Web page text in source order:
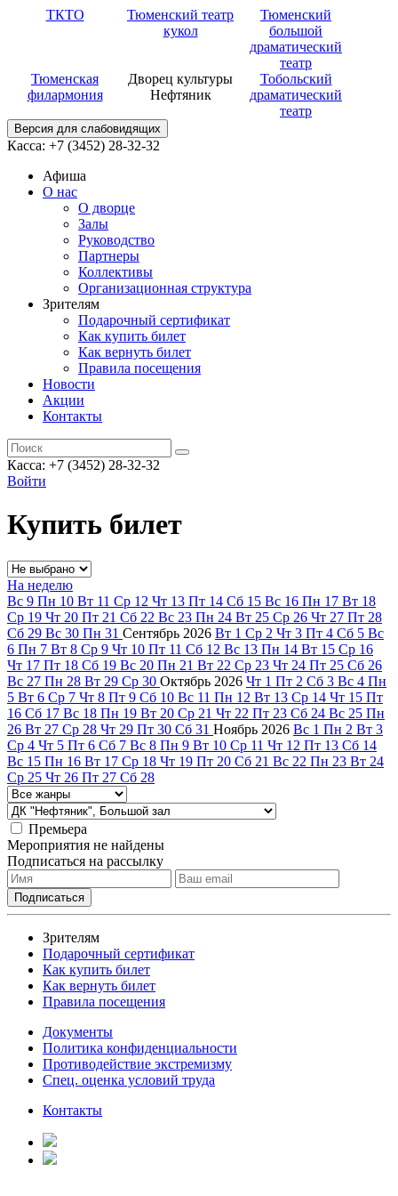
ТКТО
Тюменский театр
кукол
Тюменский
большой
драматический
театр
Тюменская
филармония
Дворец культуры
Нефтяник
Тобольский
драматический
театр
Версия для слабовидящих
Касса: +7 (3452) 28-32-32
Афиша
О нас
О дворце
Залы
Руководство
Партнеры
Коллективы
Организационная структура
Зрителям
Подарочный сертификат
Как купить билет
Как вернуть билет
Правила посещения
Новости
Акции
Контакты
Касса: +7 (3452) 28-32-32
Войти
Купить билет
На неделю
Вс 9 Пн 10 Вт 11 Ср 12 Чт 13 Пт 14 Сб 15 Вс 16 Пн 17 Вт 18
Ср 19 Чт 20 Пт 21 Сб 22 Вс 23 Пн 24 Вт 25 Ср 26 Чт 27 Пт 28
Сб 29 Вс 30 Пн 31 Сентябрь 2026 Вт 1 Ср 2 Чт 3 Пт 4 Сб 5 Вс
6 Пн 7 Вт 8 Ср 9 Чт 10 Пт 11 Сб 12 Вс 13 Пн 14 Вт 15 Ср 16
Чт 17 Пт 18 Сб 19 Вс 20 Пн 21 Вт 22 Ср 23 Чт 24 Пт 25 Сб 26
Вс 27 Пн 28 Вт 29 Ср 30 Октябрь 2026 Чт 1 Пт 2 Сб 3 Вс 4 Пн
5 Вт 6 Ср 7 Чт 8 Пт 9 Сб 10 Вс 11 Пн 12 Вт 13 Ср 14 Чт 15 Пт
16 Сб 17 Вс 18 Пн 19 Вт 20 Ср 21 Чт 22 Пт 23 Сб 24 Вс 25 Пн
26 Вт 27 Ср 28 Чт 29 Пт 30 Сб 31 Ноябрь 2026 Вс 1 Пн 2 Вт 3
Ср 4 Чт 5 Пт 6 Сб 7 Вс 8 Пн 9 Вт 10 Ср 11 Чт 12 Пт 13 Сб 14
Вс 15 Пн 16 Вт 17 Ср 18 Чт 19 Пт 20 Сб 21 Вс 22 Пн 23 Вт 24
Ср 25 Чт 26 Пт 27 Сб 28
Премьера
Мероприятия не найдены
Подписаться на рассылку
Зрителям
Подарочный сертификат
Как купить билет
Как вернуть билет
Правила посещения
Документы
Политика конфиденциальности
Противодействие экстремизму
Спец. оценка условий труда
Контакты